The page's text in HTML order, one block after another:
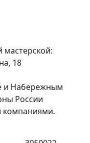
18
и Набережным
России
компаниями.